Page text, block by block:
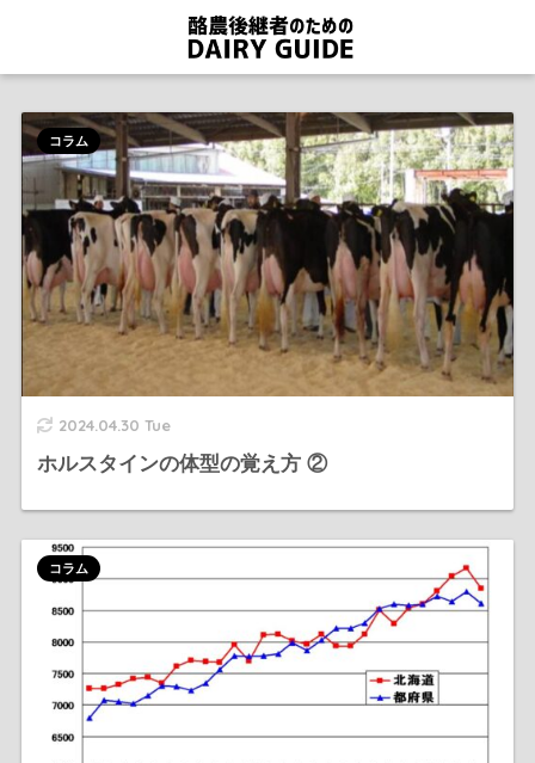
2024.04.30 Tue
ホルスタインの体型の覚え方 ②
コラム
コラム